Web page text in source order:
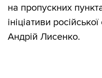
на пропускних
ініціативи
Андрій Лисенко.